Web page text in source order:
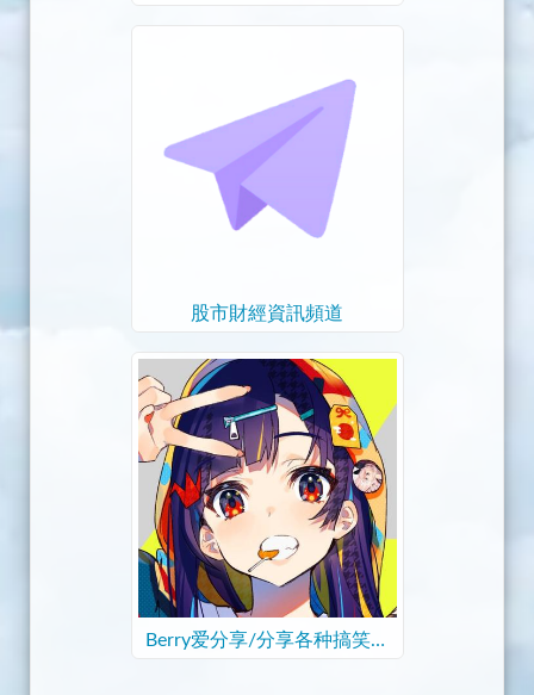
股市財經資訊頻道
Berry爱分享/分享各种搞笑和